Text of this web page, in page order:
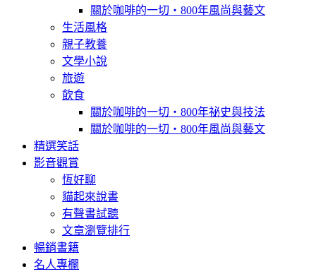
關於咖啡的一切‧800年風尚與藝文
生活風格
親子教養
文學小說
旅遊
飲食
關於咖啡的一切‧800年祕史與技法
關於咖啡的一切‧800年風尚與藝文
精選笑話
影音觀賞
恆好聊
貓起來說書
有聲書試聽
文章瀏覽排行
暢銷書籍
名人專欄